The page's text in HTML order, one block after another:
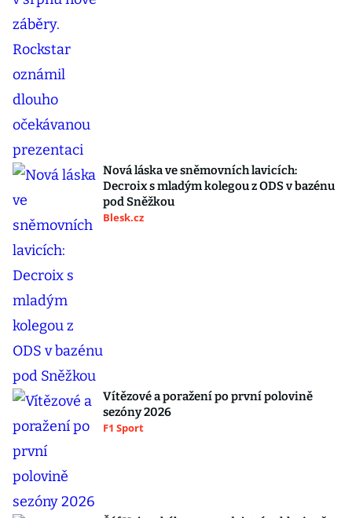
Nová láska ve sněmovních lavicích:
Decroix s mladým kolegou z ODS v bazénu
pod Sněžkou
Blesk.cz
Vítězové a poražení po první polovině
sezóny 2026
F1 Sport